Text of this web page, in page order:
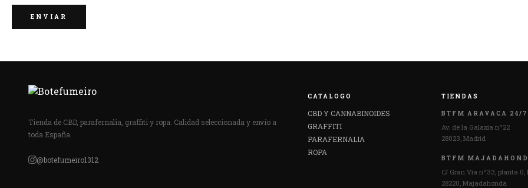
Tienda de CBD, parafernalia, graffiti y ropa. Calidad seleccionada y envío a
toda España.
@botefumeiro1312
CATALOGO
CBD Y CANNABINOIDES
GRAFFITI
PARAFERNALIA
ROPA
TIENDAS
BTFM ARAVACA 24/7
Av. de la Galaxia nº22
28023, Madrid
BTFM
C/ Gran Vía nº33, planta 0,
28220, Majadahonda